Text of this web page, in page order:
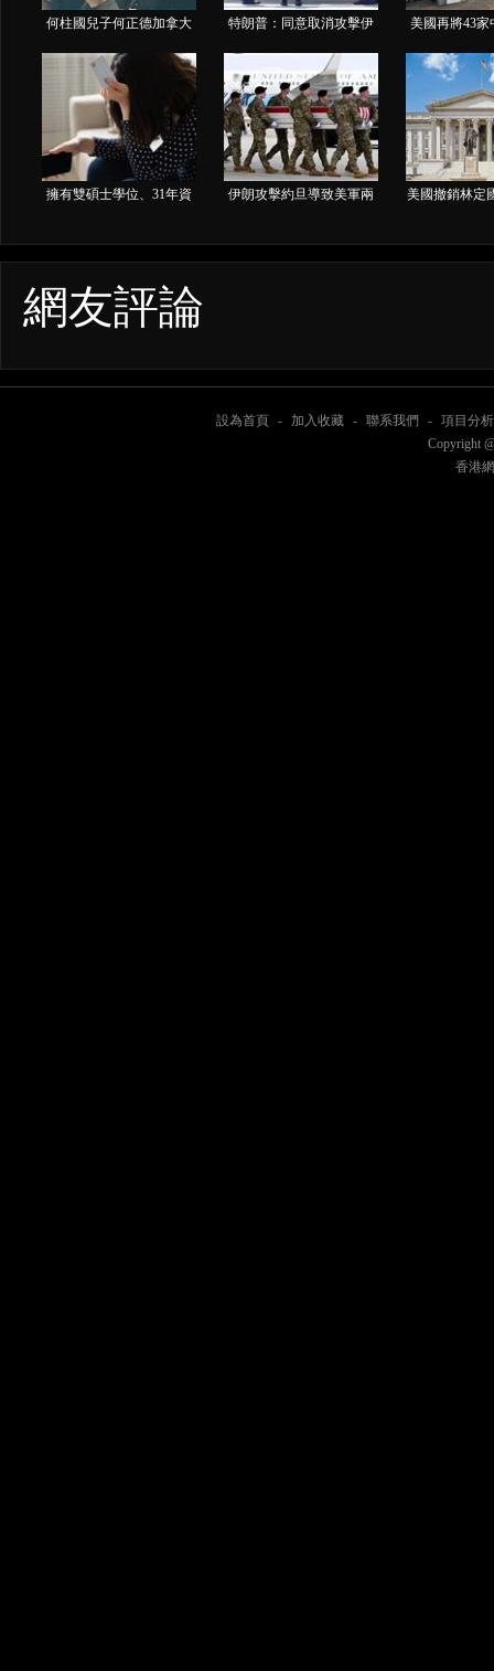
何柱國兒子何正德加拿大
特朗普：同意取消攻擊伊
再達共識
美國再將43家
口相關
擁有雙碩士學位、31年資
伊朗攻擊約旦導致美軍兩
美國撤銷林定
網友評論
設為首頁 - 加入收藏 - 聯系我們 - 項目分析
Copyright
香港